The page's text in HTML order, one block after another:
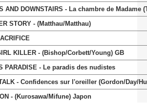
AND DOWNSTAIRS - La chambre de
STORY - (Matthau/Matthau)
KILLER - (Bishop/Corbett/Young) GB
PARADISE - Le paradis des nudistes
- Confidences sur l'oreiller (Gordon/Day/
- (Kurosawa/Mifune) Japon